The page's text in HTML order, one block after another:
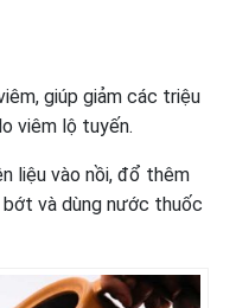
giúp giảm các triệu
viêm lộ tuyến.
liệu vào nồi, đổ thêm
bớt và dùng nước thuốc